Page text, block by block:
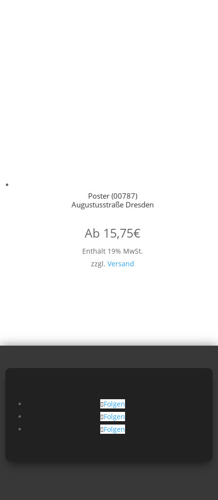
Poster (00787)
Augustusstraße Dresden
Ab 15,75€
Enthält 19% MwSt.
zzgl. Versand
Folgen
Folgen
Folgen